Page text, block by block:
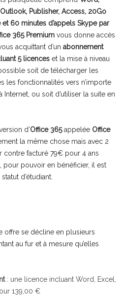
Publisher, Access, 20Go
60 minutes d’appels Skype par
365 Premium vous donne accès
acquittant d’un abonnement
5 licences et la mise à niveau
soit de télécharger les
les fonctionnalités vers n’importe
ou soit d’utiliser la suite en
d’Office 365appelée Office
la même chose mais avec 2
contre facturé 79€ pour 4 ans
pour pouvoir en bénéficier, il est
d’étudiant.
offre se décline en plusieurs
au fur et à mesure qu’elles
: une licence incluant Word, Excel,
139,00 €